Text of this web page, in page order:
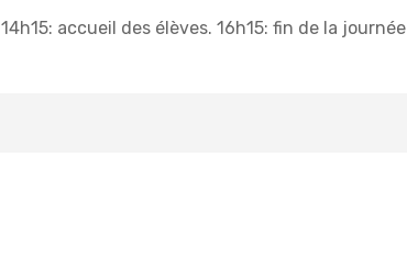
14h15: accueil des élèves. 16h15: fin de la journée